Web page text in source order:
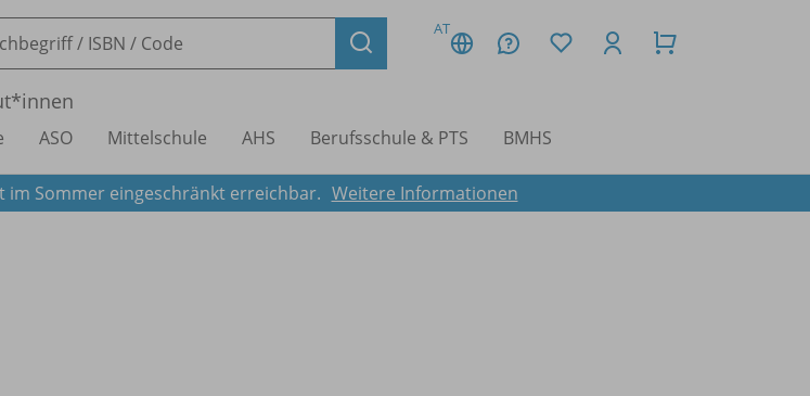
AT
ASO Mittelschule AHS Berufsschule & PTS BMHS
im Sommer eingeschränkt erreichbar. Weitere Informationen